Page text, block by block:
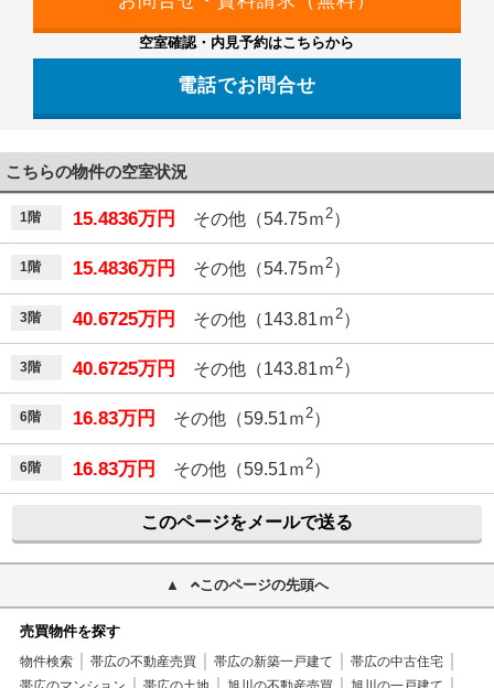
空室確認・内見予約はこちらから
電話でお問合せ
こちらの物件の空室状況
1階 15.4836万円 その他（54.75ｍ2）
1階 15.4836万円 その他（54.75ｍ2）
3階 40.6725万円 その他（143.81ｍ 2）
3階 40.6725万円 その他（143.81ｍ 2）
6階 16.83万円 その他（59.51ｍ2）
6階 16.83万円 その他（59.51ｍ 2）
このページをメールで送る
このページの先頭へ
売買物件を探す
物件検索 帯広の不動産売買 帯広の新築一戸建て
帯広の中古住宅